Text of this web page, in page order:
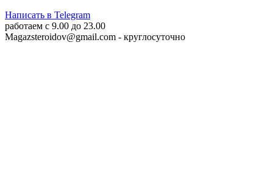
Написать в Telegram
работаем c 9.00 до 23.00
Magazsteroidov@gmail.com - круглосуточно